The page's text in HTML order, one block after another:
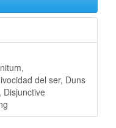
del ser, Duns
Disjunctive